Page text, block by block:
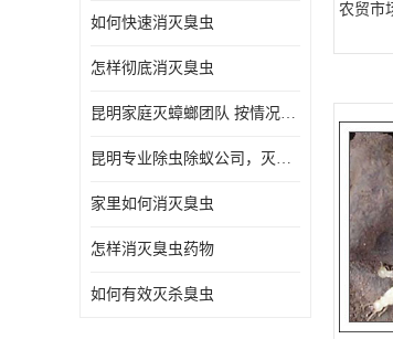
如何快速消灭臭虫
怎样彻底消灭臭虫
昆明家庭灭蟑螂团队 按情况提出解决方案
昆明专业除虫除蚁公司，灭鼠，灭蟑螂，灭蚊虫，灭白蚁，灭红火蚁
家里如何消灭臭虫
怎样消灭臭虫药物
如何有效灭杀臭虫
农贸市